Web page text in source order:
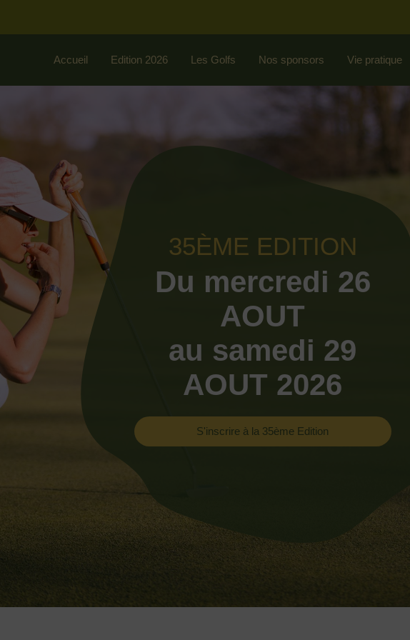
Accueil Edition 2026 Les Golfs Nos sponsors Vie pratique
35ÈME EDITION
Du mercredi 26
AOUT
au samedi 29
AOUT 2026
S'inscrire à la 35ème Edition